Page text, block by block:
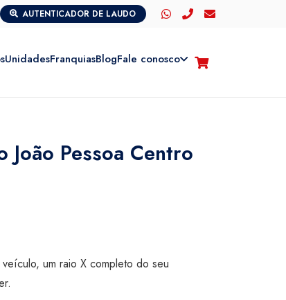
AUTENTICADOR DE LAUDO
UnidadesFranquiasBlogFale conosco
Pessoa Centro
um raio X completo do seu